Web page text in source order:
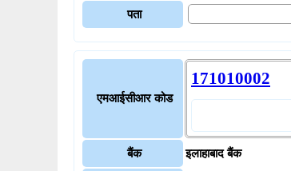
पता
एमआईसीआर कोड
171010002
बैंक इलाहाबाद बैंक